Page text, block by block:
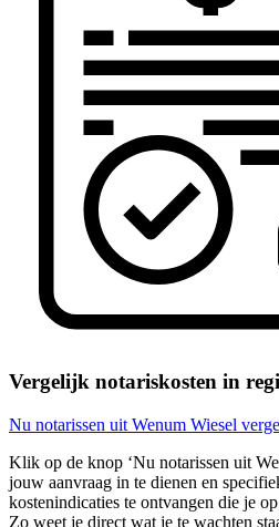
Vergelijk notariskosten in
Nu notarissen uit Wenum Wiesel
Klik op de knop ‘Nu notarissen uit
jouw aanvraag in te dienen en
kostenindicaties te ontvangen die je
Zo weet je direct wat je te wachten